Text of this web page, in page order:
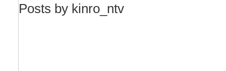
Posts by kinro_ntv